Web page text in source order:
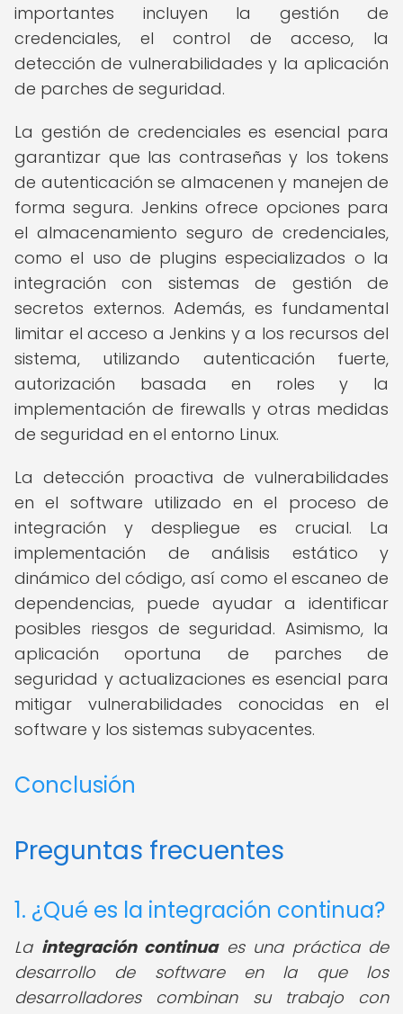
importantes incluyen la gestión de
credenciales, el control de acceso, la
detección de vulnerabilidades y la aplicación
de parches de seguridad.
La gestión de credenciales es esencial para
garantizar que las contraseñas y los tokens
de autenticación se almacenen y manejen de
forma segura. Jenkins ofrece opciones para
el almacenamiento seguro de credenciales,
como el uso de plugins especializados o la
integración con sistemas de gestión de
secretos externos. Además, es fundamental
limitar el acceso a Jenkins y a los recursos del
sistema, utilizando autenticación fuerte,
autorización basada en roles y la
implementación de firewalls y otras medidas
de seguridad en el entorno Linux.
La detección proactiva de vulnerabilidades
en el software utilizado en el proceso de
integración y despliegue es crucial. La
implementación de análisis estático y
dinámico del código, así como el escaneo de
dependencias, puede ayudar a identificar
posibles riesgos de seguridad. Asimismo, la
aplicación oportuna de parches de
seguridad y actualizaciones es esencial para
mitigar vulnerabilidades conocidas en el
software y los sistemas subyacentes.
Conclusión
Preguntas frecuentes
1. ¿Qué es la integración continua?
La integración continuaes una práctica de
desarrollo de software en la que los
desarrolladores combinan su trabajo con